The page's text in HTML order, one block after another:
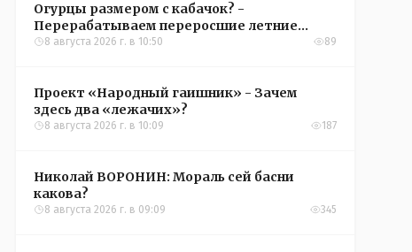
Огурцы размером с кабачок? -
Перерабатываем переросшие летние
овощи, чтобы вкусно съесть зимой
8 августа 2026 г. в 10:50 89
Проект «Народный гаишник» - Зачем
здесь два «лежачих»?
8 августа 2026 г. в 10:09 187
Николай ВОРОНИН: Мораль сей басни
какова?
8 августа 2026 г. в 09:09 345